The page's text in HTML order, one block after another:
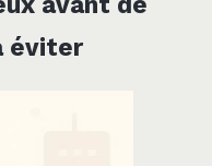
éviter